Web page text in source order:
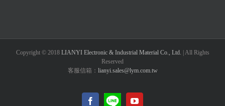
Copyright © 2018 LIANYI Electronic & Industrial Material Co., Ltd. | All Rights
Reserved
客服信箱： lianyi.sales@lym.com.tw
Facebook
LINE@ YouTube